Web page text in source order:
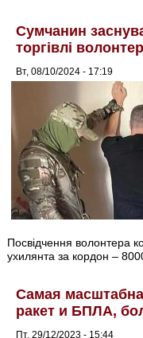
Сумчанин
торгівлі
Вт, 08/10/2024 - 17:19
Посвідчення волонтера
ухилянта за кордон –
Самая
ракет и БПЛА,
Пт, 29/12/2023 - 15:44